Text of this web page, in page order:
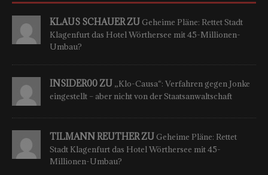
KLAUS SCHAUER ZUGeheime Pläne: Rettet Stadt
Klagenfurt das Hotel Wörthersee mit 45-Millionen-
Umbau?
INSIDER00 ZU „Klo-Causa“: Verfahren gegen Jonke
eingestellt – aber nicht von der Staatsanwaltschaft
TILMANN REUTHER ZUGeheime Pläne: Rettet
Stadt Klagenfurt das Hotel Wörthersee mit 45-
Millionen-Umbau?